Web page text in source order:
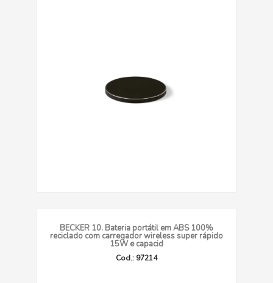
BECKER 10. Bateria portátil em ABS 100%
reciclado com carregador wireless super rápido
15W e capacid
Cod.: 97214